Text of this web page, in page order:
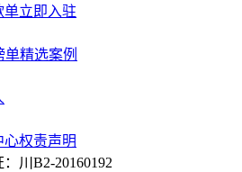
单立即入驻
单精选案例
心权责声明
川B2-20160192